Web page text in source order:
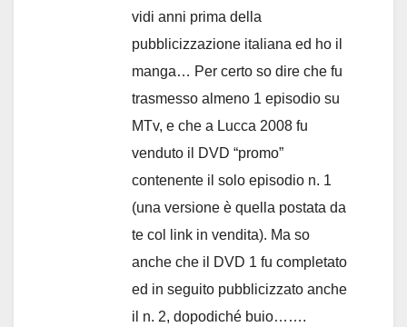
vidi anni prima della
pubblicizzazione italiana ed ho il
manga… Per certo so dire che fu
trasmesso almeno 1 episodio su
MTv, e che a Lucca 2008 fu
venduto il DVD “promo”
contenente il solo episodio n. 1
(una versione è quella postata da
te col link in vendita). Ma so
anche che il DVD 1 fu completato
ed in seguito pubblicizzato anche
il n. 2, dopodiché buio…….